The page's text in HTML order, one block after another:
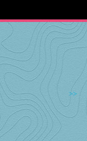
>>